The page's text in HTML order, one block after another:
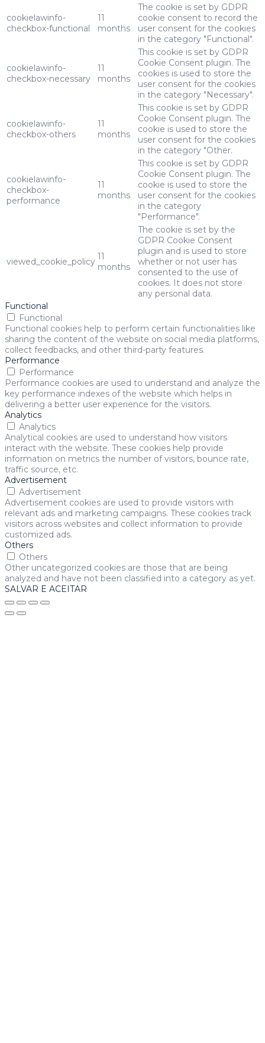
cookielawinfo-
checkbox-functional
11
months
The cookie is set by GDPR
cookie consent to record the
user consent for the cookies
in the category "Functional".
cookielawinfo-
checkbox-necessary
11
months
This cookie is set by GDPR
Cookie Consent plugin. The
cookies is used to store the
user consent for the cookies
in the category "Necessary".
cookielawinfo-
checkbox-others
11
months
This cookie is set by GDPR
Cookie Consent plugin. The
cookie is used to store the
user consent for the cookies
in the category "Other.
cookielawinfo-
checkbox-
performance
11
months
This cookie is set by GDPR
Cookie Consent plugin. The
cookie is used to store the
user consent for the cookies
in the category
"Performance".
viewed_cookie_policy 11
months
The cookie is set by the
GDPR Cookie Consent
plugin and is used to store
whether or not user has
consented to the use of
cookies. It does not store
any personal data.
Functional
Functional
Functional cookies help to perform certain functionalities like
sharing the content of the website on social media platforms,
collect feedbacks, and other third-party features.
Performance
Performance
Performance cookies are used to understand and analyze the
key performance indexes of the website which helps in
delivering a better user experience for the visitors.
Analytics
Analytics
Analytical cookies are used to understand how visitors
interact with the website. These cookies help provide
information on metrics the number of visitors, bounce rate,
traffic source, etc.
Advertisement
Advertisement
Advertisement cookies are used to provide visitors with
relevant ads and marketing campaigns. These cookies track
visitors across websites and collect information to provide
customized ads.
Others
Others
Other uncategorized cookies are those that are being
analyzed and have not been classified into a category as yet.
SALVAR E ACEITAR